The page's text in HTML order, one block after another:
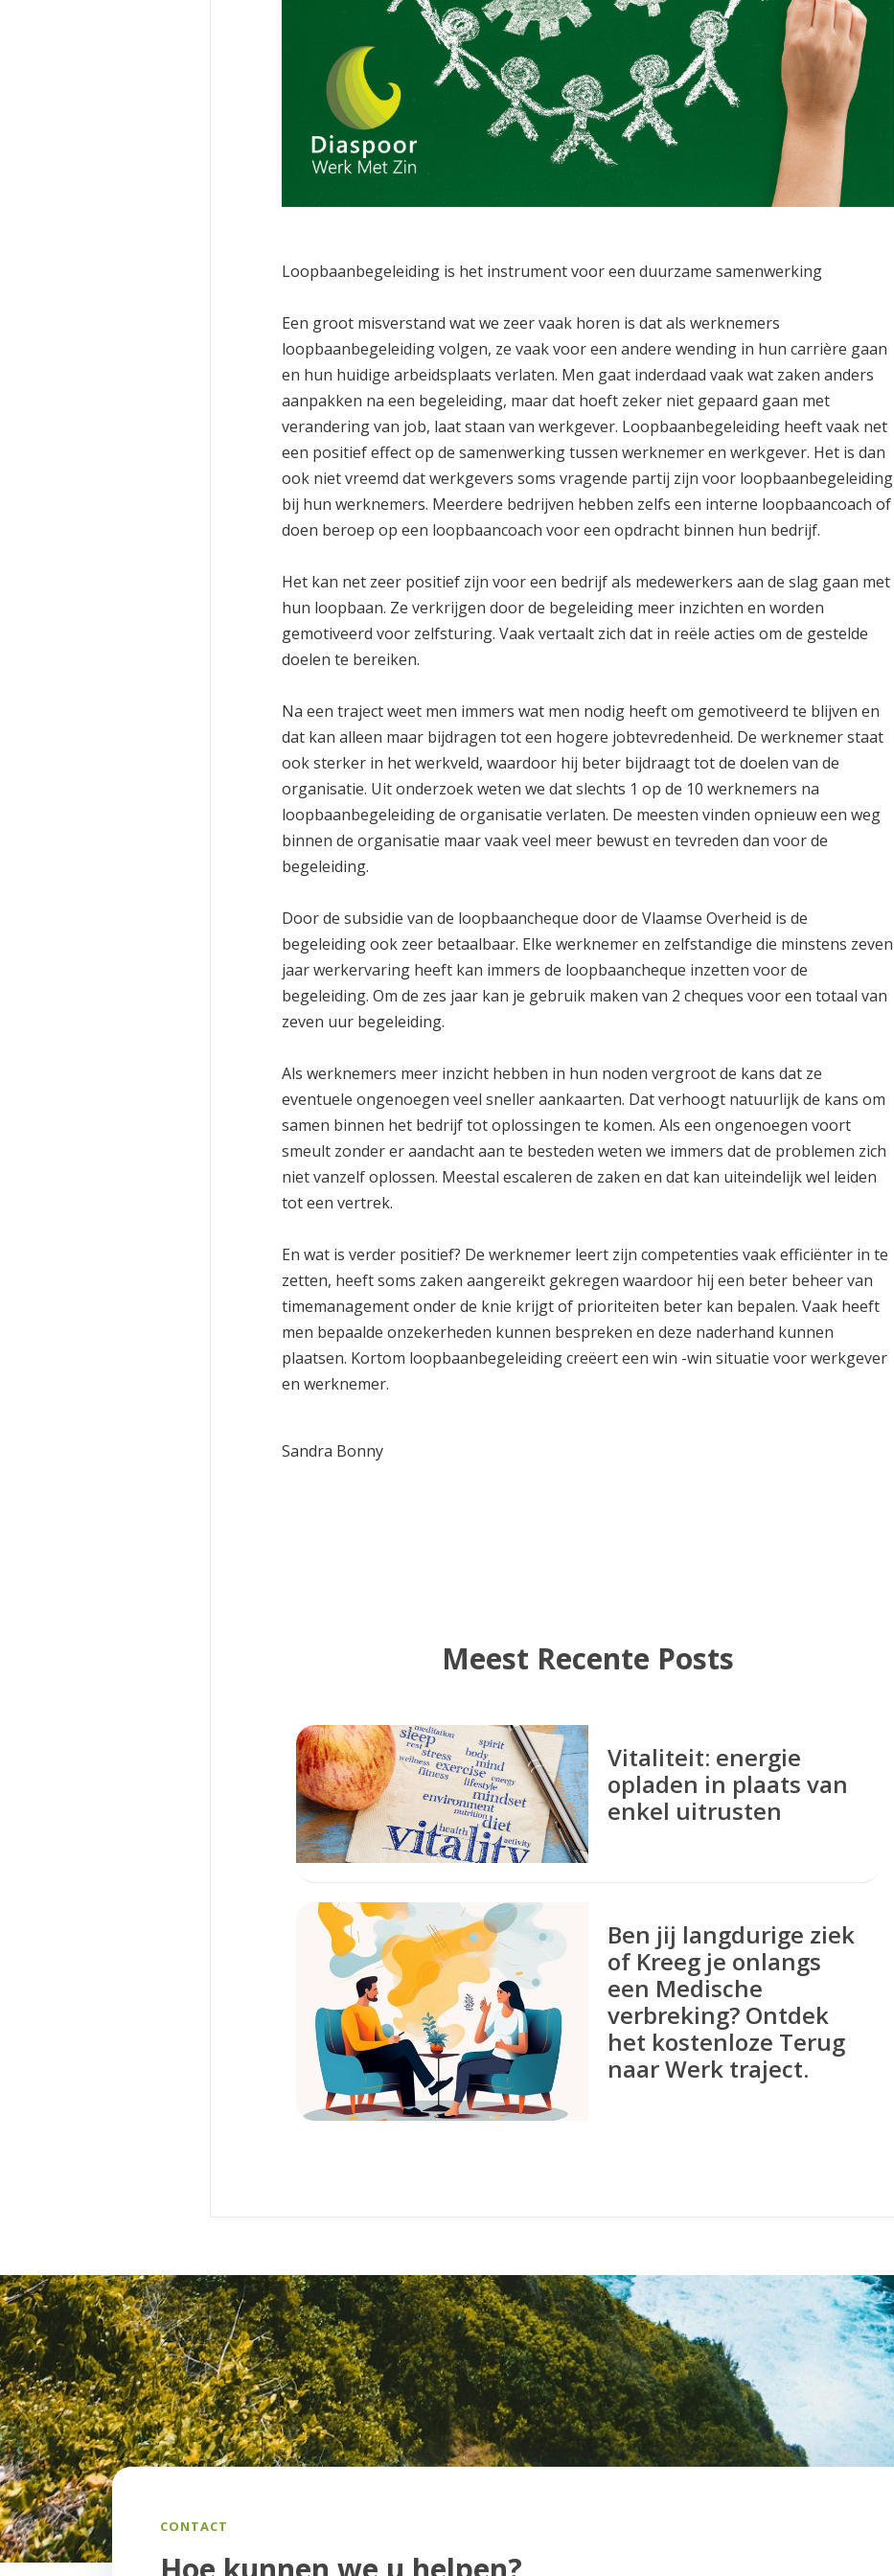
Loopbaanbegeleiding is het instrument voor een duurzame samenwerking
Een groot misverstand wat we zeer vaak horen is dat als werknemers
loopbaanbegeleiding volgen, ze vaak voor een andere wending in hun carrière gaan
en hun huidige arbeidsplaats verlaten. Men gaat inderdaad vaak wat zaken anders
aanpakken na een begeleiding, maar dat hoeft zeker niet gepaard gaan met
verandering van job, laat staan van werkgever. Loopbaanbegeleiding heeft vaak net
een positief effect op de samenwerking tussen werknemer en werkgever. Het is dan
ook niet vreemd dat werkgevers soms vragende partij zijn voor loopbaanbegeleiding
bij hun werknemers. Meerdere bedrijven hebben zelfs een interne loopbaancoach of
doen beroep op een loopbaancoach voor een opdracht binnen hun bedrijf.
Het kan net zeer positief zijn voor een bedrijf als medewerkers aan de slag gaan met
hun loopbaan. Ze verkrijgen door de begeleiding meer inzichten en worden
gemotiveerd voor zelfsturing. Vaak vertaalt zich dat in reële acties om de gestelde
doelen te bereiken.
Na een traject weet men immers wat men nodig heeft om gemotiveerd te blijven en
dat kan alleen maar bijdragen tot een hogere jobtevredenheid. De werknemer staat
ook sterker in het werkveld, waardoor hij beter bijdraagt tot de doelen van de
organisatie. Uit onderzoek weten we dat slechts 1 op de 10 werknemers na
loopbaanbegeleiding de organisatie verlaten. De meesten vinden opnieuw een weg
binnen de organisatie maar vaak veel meer bewust en tevreden dan voor de
begeleiding.
Door de subsidie van de loopbaancheque door de Vlaamse Overheid is de
begeleiding ook zeer betaalbaar. Elke werknemer en zelfstandige die minstens zeven
jaar werkervaring heeft kan immers de loopbaancheque inzetten voor de
begeleiding. Om de zes jaar kan je gebruik maken van 2 cheques voor een totaal van
zeven uur begeleiding.
Als werknemers meer inzicht hebben in hun noden vergroot de kans dat ze
eventuele ongenoegen veel sneller aankaarten. Dat verhoogt natuurlijk de kans om
samen binnen het bedrijf tot oplossingen te komen. Als een ongenoegen voort
smeult zonder er aandacht aan te besteden weten we immers dat de problemen zich
niet vanzelf oplossen. Meestal escaleren de zaken en dat kan uiteindelijk wel leiden
tot een vertrek.
En wat is verder positief? De werknemer leert zijn competenties vaak efficiënter in te
zetten, heeft soms zaken aangereikt gekregen waardoor hij een beter beheer van
timemanagement onder de knie krijgt of prioriteiten beter kan bepalen. Vaak heeft
men bepaalde onzekerheden kunnen bespreken en deze naderhand kunnen
plaatsen. Kortom loopbaanbegeleiding creëert een win -win situatie voor werkgever
en werknemer.
Sandra Bonny
Meest Recente Posts
Vitaliteit: energie
opladen in plaats van
enkel uitrusten
Ben jij langdurige ziek
of Kreeg je onlangs
een Medische
verbreking? Ontdek
het kostenloze Terug
naar Werk traject.
CONTACT